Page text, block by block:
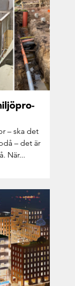
– ska det
– det är
När...